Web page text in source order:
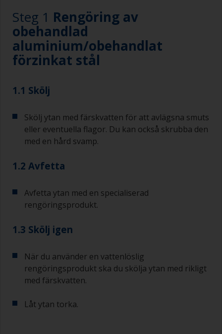
Steg 1 Rengöring av
obehandlad
aluminium/obehandlat
förzinkat stål
1.1 Skölj
Skölj ytan med färskvatten för att avlägsna smuts
eller eventuella flagor. Du kan också skrubba den
med en hård svamp.
1.2 Avfetta
Avfetta ytan med en specialiserad
rengöringsprodukt.
1.3 Skölj igen
När du använder en vattenlöslig
rengöringsprodukt ska du skölja ytan med rikligt
med färskvatten.
Låt ytan torka.